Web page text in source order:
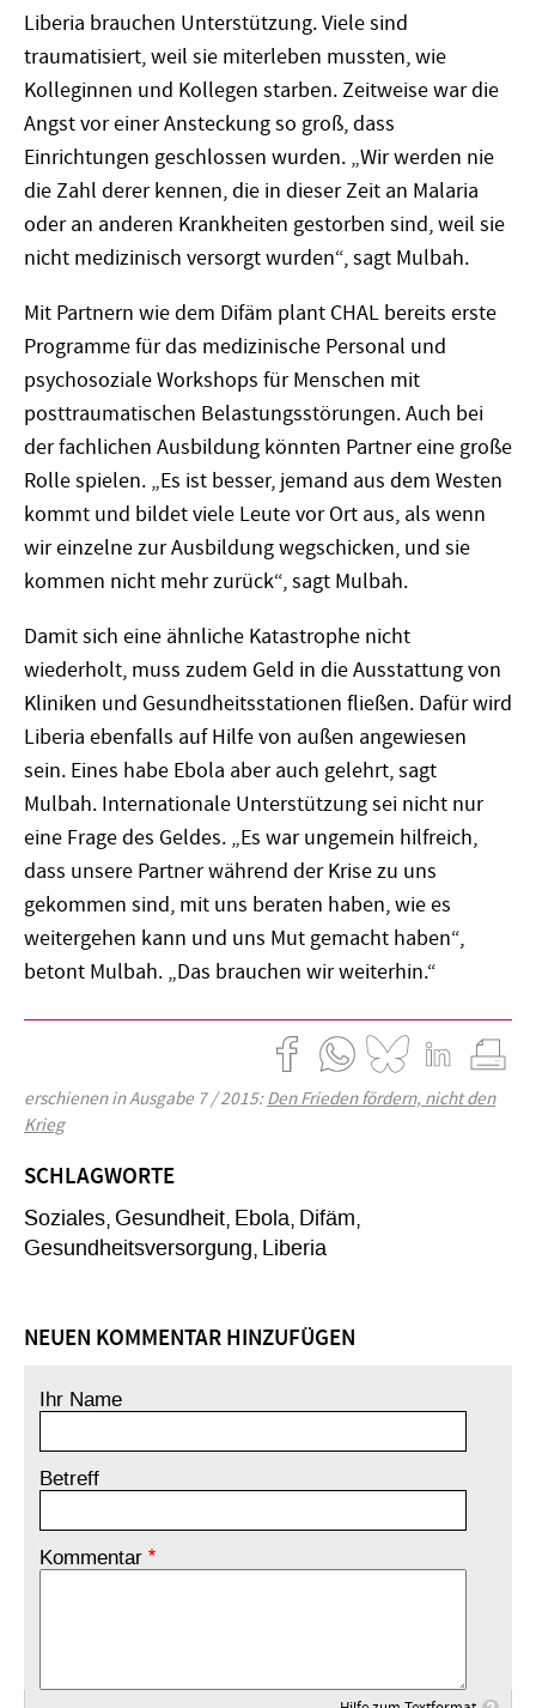
Liberia brauchen Unterstützung. Viele sind
traumatisiert, weil sie miterleben mussten, wie
Kolleginnen und Kollegen starben. Zeitweise war die
Angst vor einer Ansteckung so groß, dass
Einrichtungen geschlossen wurden. „Wir werden nie
die Zahl derer kennen, die in dieser Zeit an Malaria
oder an anderen Krankheiten gestorben sind, weil sie
nicht medizinisch versorgt wurden“, sagt Mulbah.
Mit Partnern wie dem Difäm plant CHAL bereits erste
Programme für das medizinische Personal und
psychosoziale Workshops für Menschen mit
posttraumatischen Belastungsstörungen. Auch bei
der fachlichen Ausbildung könnten Partner eine große
Rolle spielen. „Es ist besser, jemand aus dem Westen
kommt und bildet viele Leute vor Ort aus, als wenn
wir einzelne zur Ausbildung wegschicken, und sie
kommen nicht mehr zurück“, sagt Mulbah.
Damit sich eine ähnliche Katastrophe nicht
wiederholt, muss zudem Geld in die Ausstattung von
Kliniken und Gesundheitsstationen fließen. Dafür wird
Liberia ebenfalls auf Hilfe von außen angewiesen
sein. Eines habe Ebola aber auch gelehrt, sagt
Mulbah. Internationale Unterstützung sei nicht nur
eine Frage des Geldes. „Es war ungemein hilfreich,
dass unsere Partner während der Krise zu uns
gekommen sind, mit uns beraten haben, wie es
weitergehen kann und uns Mut gemacht haben“,
betont Mulbah. „Das brauchen wir weiterhin.“
erschienen in Ausgabe 7 / 2015:Den Frieden fördern, nicht den
Krieg
SCHLAGWORTE
Soziales Gesundheit Ebola Difäm
Gesundheitsversorgung Liberia
NEUEN KOMMENTAR HINZUFÜGEN
Ihr Name
Betreff
Kommentar